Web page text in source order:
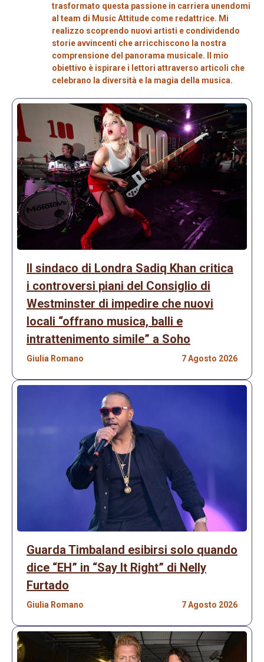
trasformato questa passione in carriera unendomi
al team di Music Attitude come redattrice. Mi
realizzo scoprendo nuovi artisti e condividendo
storie avvincenti che arricchiscono la nostra
comprensione del panorama musicale. Il mio
obiettivo è ispirare i lettori attraverso articoli che
celebrano la diversità e la magia della musica.
Il sindaco di Londra Sadiq Khan critica
i controversi piani del Consiglio di
Westminster di impedire che nuovi
locali “offrano musica, balli e
intrattenimento simile” a Soho
Giulia Romano 7 Agosto 2026
Guarda Timbaland esibirsi solo quando
dice “EH” in “Say It Right” di Nelly
Furtado
Giulia Romano 7 Agosto 2026